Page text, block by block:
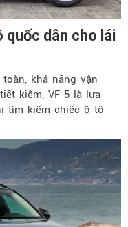
quốc dân cho lái
khả năng vận
kiệm, VF 5 là lựa
tìm kiếm chiếc ô tô